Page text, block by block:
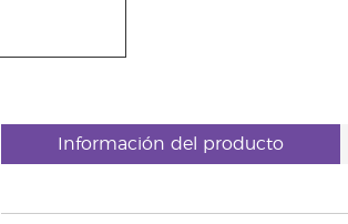
Información del producto